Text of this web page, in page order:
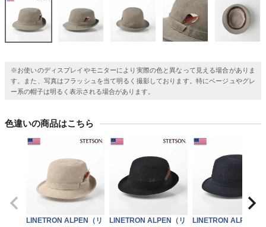
※お使いのディスプレイやモニターにより実際の色と異なって見える場合がありま
す。また、写真はフラッシュを当て明るく撮影しております。特にベージュやグレ
ー系の帽子は明るく表示される場合があります。
色違いの商品はこちら
LINETRON ALPEN（リ
LINETRON ALPEN（リ
LINETRON ALPEN（